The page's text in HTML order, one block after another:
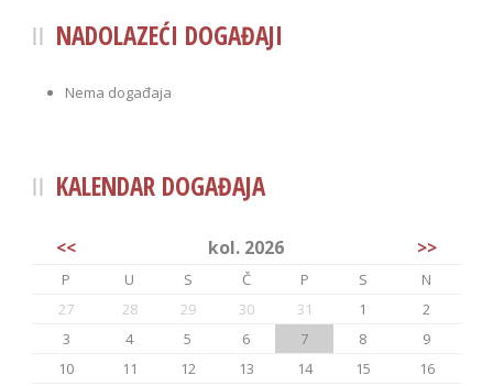
NADOLAZEĆI DOGAĐAJI
Nema događaja
KALENDAR DOGAĐAJA
<< kol. 2026 >>
P U S Č P S
N
27
28 29 30 31 1
2
3
4 5 6 7 8
9
10
11 12 13 14 15
16